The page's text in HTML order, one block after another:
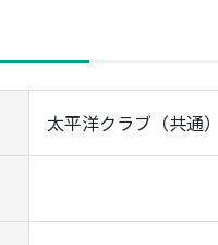
太平洋クラブ（共通）